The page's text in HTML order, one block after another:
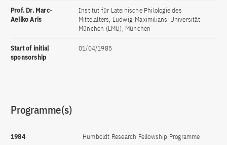
Prof. Dr. Marc-
Aeilko Aris
Institut für Lateinische Philologie des
Mittelalters, Ludwig-Maximilians-Universität
München (LMU), München
Start of initial
sponsorship
01/04/1985
Programme(s)
1984 Humboldt Research Fellowship Programme